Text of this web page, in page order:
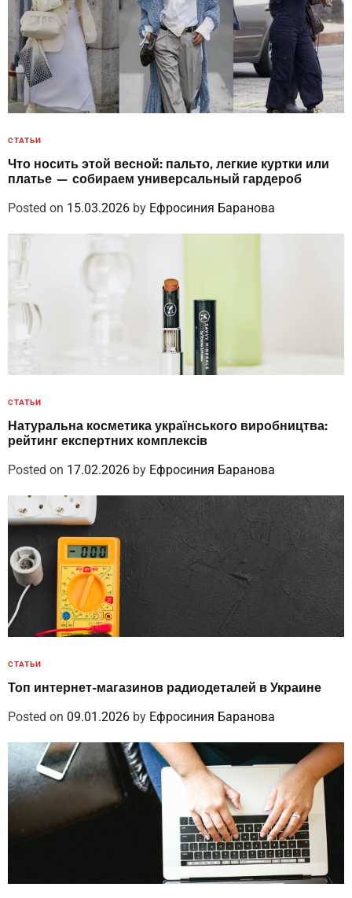
СТАТЬИ
Что носить этой весной: пальто, легкие куртки или
платье — собираем универсальный гардероб
Posted on 15.03.2026 by Ефросиния Баранова
СТАТЬИ
Натуральна косметика українського виробництва:
рейтинг експертних комплексів
Posted on 17.02.2026 by Ефросиния Баранова
СТАТЬИ
Топ интернет-магазинов радиодеталей в Украине
Posted on 09.01.2026 by Ефросиния Баранова